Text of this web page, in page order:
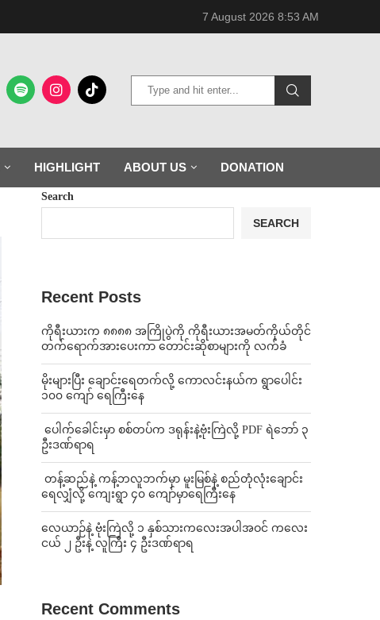
7 August 2026 8:53 AM
HIGHLIGHT ABOUT US DONATION
Search
SEARCH
Recent Posts
ကိုရီးယားက ၈၈၈၈ အကြိုပွဲကို ကိုရီးယားအမတ်ကိုယ်တိုင်
တက်ရောက်အားပေးကာ တောင်းဆိုစာများကို လက်ခံ
⁨မိုးများပြီး ချောင်းရေတက်လို့ ကောလင်းနယ်က ရွာပေါင်း
၁၀၀ ကျော် ရေကြီးနေ
⁩ ⁨ပေါက်ခေါင်းမှာ စစ်တပ်က ဒရုန်းနဲ့ဗုံးကြဲလို့ PDF ရဲဘော် ၃
ဦးဒဏ်ရာရ
⁩ ⁨တန့်ဆည်နဲ့ ကန့်ဘလူဘက်မှာ မူးမြစ်နဲ့ စည်တုံလုံးချောင်း
ရေလျှံလို့ ကျေးရွာ ၄၀ ကျော်မှာရေကြီးနေ
⁨လေယာဉ်နဲ့ ဗုံးကြဲလို့ ၁ နှစ်သားကလေးအပါအဝင် ကလေး
ငယ် ၂ ဦးနဲ့ လူကြီး ၄ ဦးဒဏ်ရာရ
Recent Comments